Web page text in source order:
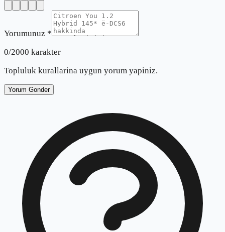
Yorumunuz *
0/2000 karakter
Topluluk kurallarina uygun yorum yapiniz.
Yorum Gonder